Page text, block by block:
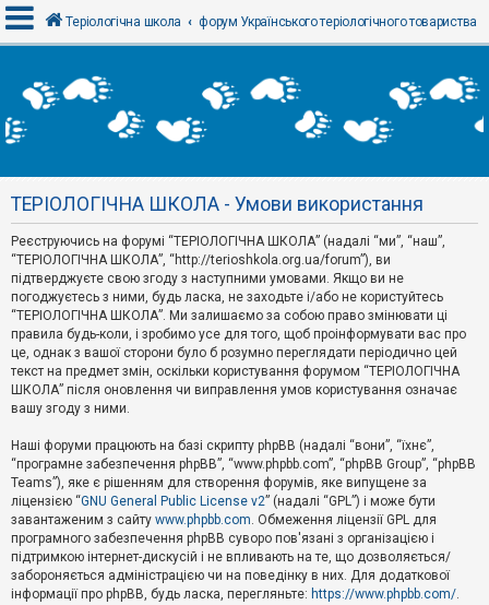
х
і
Р
є
с
т
р
а
ц
я
Т
м
и
б
е
з
в
і
д
п
о
в
Теріологічна школа форум Українського теріологічного товариства
ТЕРІОЛОГІЧНА ШКОЛА - Умови використання
Реєструючись на форумі “ТЕРІОЛОГІЧНА ШКОЛА” (надалі “ми”, “наш”,
“ТЕРІОЛОГІЧНА ШКОЛА”, “http://terioshkola.org.ua/forum”), ви
підтверджуєте свою згоду з наступними умовами. Якщо ви не
погоджуєтесь з ними, будь ласка, не заходьте і/або не користуйтесь
“ТЕРІОЛОГІЧНА ШКОЛА”. Ми залишаємо за собою право змінювати ці
правила будь-коли, і зробимо усе для того, щоб проінформувати вас про
це, однак з вашої сторони було б розумно переглядати періодично цей
текст на предмет змін, оскільки користування форумом “ТЕРІОЛОГІЧНА
ШКОЛА” після оновлення чи виправлення умов користування означає
вашу згоду з ними.
Наші форуми працюють на базі скрипту phpBB (надалі “вони”, “їхнє”,
“програмне забезпечення phpBB”, “www.phpbb.com”, “phpBB Group”, “phpBB
Teams”), яке є рішенням для створення форумів, яке випущене за
ліцензією “GNU General Public License v2” (надалі “GPL”) і може бути
завантаженим з сайту www.phpbb.com. Обмеження ліцензії GPL для
програмного забезпечення phpBB суворо пов'язані з організацією і
підтримкою інтернет-дискусій і не впливають на те, що дозволяється/
забороняється адміністрацією чи на поведінку в них. Для додаткової
інформації про phpBB, будь ласка, перегляньте: https://www.phpbb.com/.